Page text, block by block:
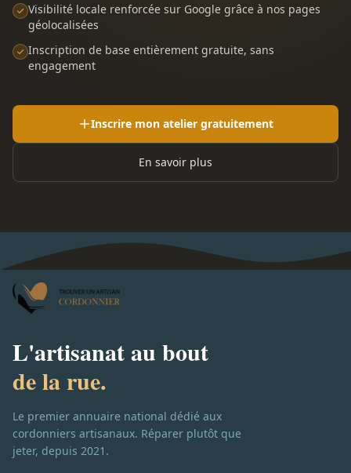
Visibilité locale renforcée sur Google grâce à nos pages
géolocalisées
Inscription de base entièrement gratuite, sans
engagement
Inscrire mon atelier gratuitement
En savoir plus
L'artisanat au bout
de la rue.
Le premier annuaire national dédié aux
cordonniers artisanaux. Réparer plutôt que
jeter, depuis 2021.